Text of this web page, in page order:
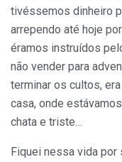
tivéssemos dinheiro
arrependo até hoje
éramos instruídos
não vender para
terminar os cultos,
casa, onde
chata e triste…
Fiquei nessa vida